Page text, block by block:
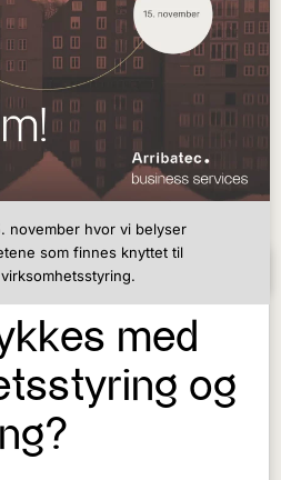
november hvor vi belyser
som finnes knyttet til
med
og